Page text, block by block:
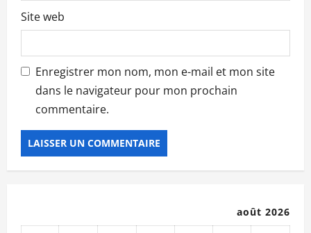
Site web
Enregistrer mon nom, mon e-mail et mon site
dans le navigateur pour mon prochain
commentaire.
août 2026